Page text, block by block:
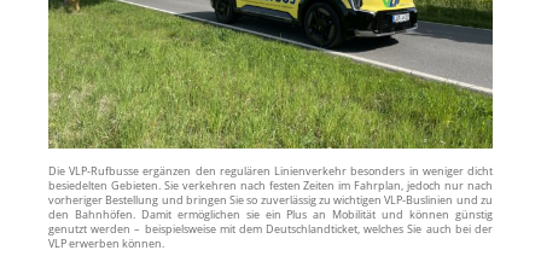
Die VLP‑Rufbusse ergänzen den regulären Linienverkehr besonders in weniger dicht
besiedelten Gebieten. Sie verkehren nach festen Zeiten im Fahrplan, jedoch nur nach
vorheriger Bestellung und bringen Sie so zuverlässig zu wichtigen VLP‑Buslinien und zu
den Bahnhöfen. Damit ermöglichen sie ein Plus an Mobilität und können günstig
genutzt werden – beispielsweise mit dem Deutschlandticket, welches Sie auch bei der
VLP erwerben können.